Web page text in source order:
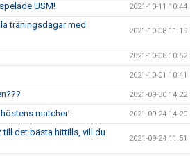
USM! 2021-10-11 10:44
träningsdagar med
2021-10-08 11:19
2021-10-08 10:52
2021-10-01 10:41
2021-09-30 14:22
matcher! 2021-09-24 14:20
till det bästa hittills, vill du
2021-09-24 11:51